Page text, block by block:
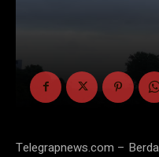
Telegrapnews.com –